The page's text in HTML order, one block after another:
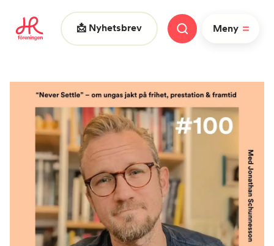
📩 Nyhetsbrev Meny
FAQ Nyheter Nätverk